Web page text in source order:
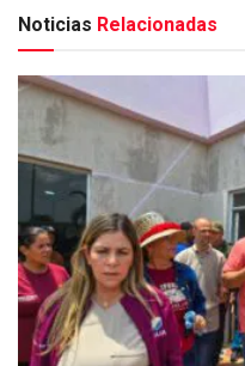
Noticias Relacionadas